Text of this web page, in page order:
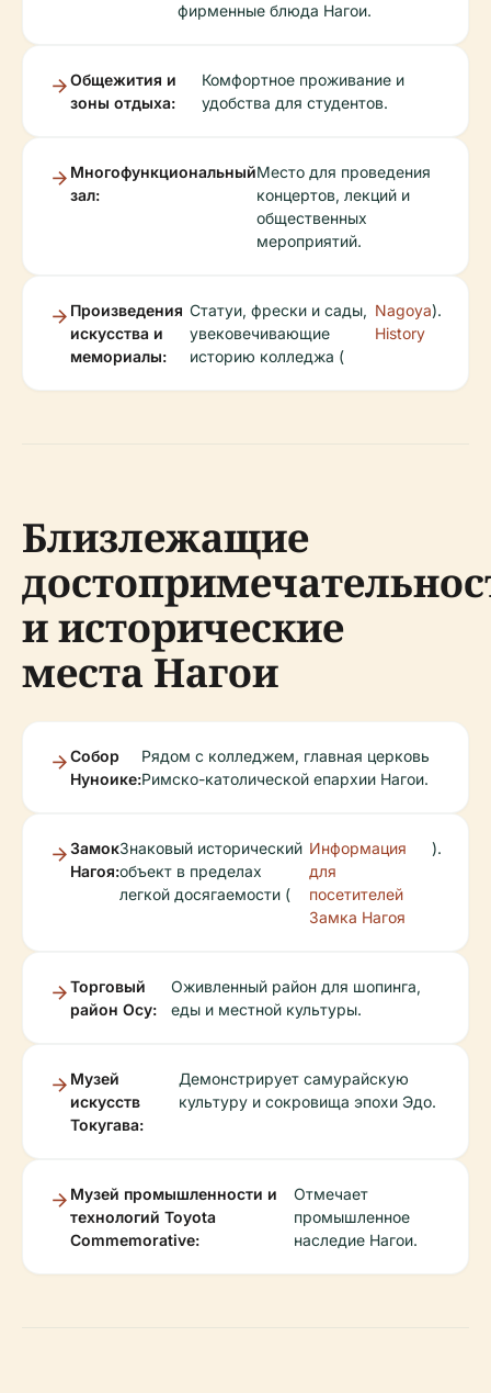
фирменные блюда Нагои.
Общежития и
зоны отдыха:
Комфортное проживание и
удобства для студентов.
Многофункциональный
зал:
Место для проведения
концертов, лекций и
общественных
мероприятий.
Произведения
искусства и
мемориалы:
Статуи, фрески и сады,
увековечивающие
историю колледжа (
Nagoya
History
).
Близлежащие
и исторические
места Нагои
Собор
Нуноике:
Рядом с колледжем, главная церковь
Римско-католической епархии Нагои.
Замок
Нагоя:
Знаковый исторический
объект в пределах
легкой досягаемости (
Информация
для
посетителей
Замка Нагоя
).
Торговый
район Осу:
Оживленный район для шопинга,
еды и местной культуры.
Музей
искусств
Токугава:
Демонстрирует самурайскую
культуру и сокровища эпохи Эдо.
Музей промышленности и
технологий Toyota
Commemorative:
Отмечает
промышленное
наследие Нагои.